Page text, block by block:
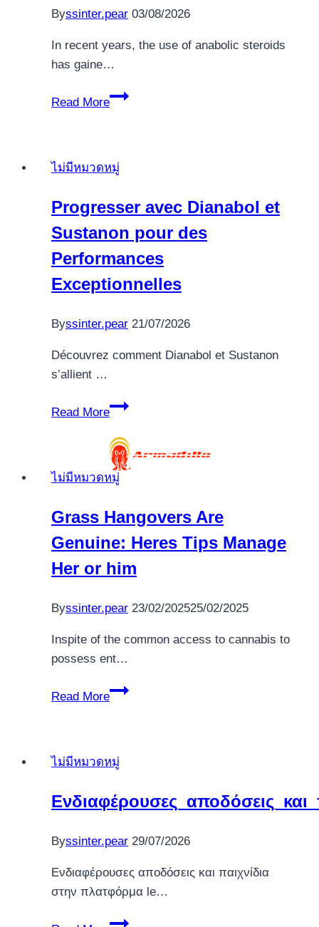
meldunek
Byssinter.pear 03/08/2026
In recent years, the use of anabolic steroids
has gaine…
Read More
A
Buying
Safely
ไม่มีหมวดหมู่
Progresser avec Dianabol et
Sustanon pour des
Performances
Exceptionnelles
Byssinter.pear 21/07/2026
Découvrez comment Dianabol et Sustanon
s’allient …
Read More
Progresser
Dianabol
et
Sustanon
des
Performances
Exceptionnelles
ไม่มีหมวดหมู่
Grass Hangovers Are
Genuine: Heres Tips Manage
Her or him
Byssinter.pear 23/02/202525/02/2025
Inspite of the common access to cannabis to
possess ent…
Read More
Grass
Heres
Manage
or
ไม่มีหมวดหมู่
Byssinter.pear 29/07/2026
Ενδιαφέρουσες αποδόσεις και παιχνίδια
στην πλατφόρμα le…